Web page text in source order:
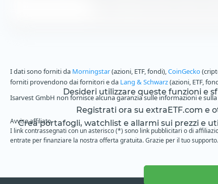
Desideri utilizzare queste funzioni e
Registrati ora su extraETF.com e
Crea portafogli, watchlist e allarmi sui prezzi e
I dati sono forniti da Morningstar(azioni, ETF, fondi),CoinGecko
forniti provendono dai fornitori e da Lang & Schwarz(azioni, ETF,
Isarvest GmbH non fornisce alcuna garanzia sulle informazioni e
Avviso affiliato
I link contrassegnati con un asterisco (*) sono link pubblicitari o di
entrate per finanziare la nostra offerta gratuita. Grazie per il tuo supporto.